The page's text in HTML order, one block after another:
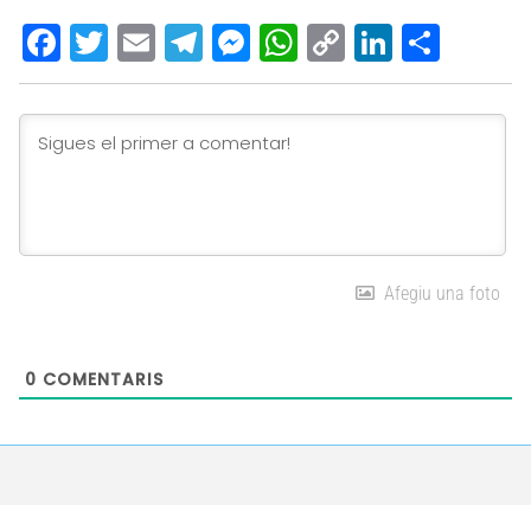
Facebook
Twitter
EmailTelegram
Messenger
WhatsApp
Copy
Link
Afegiu una foto
0 COMENTARIS